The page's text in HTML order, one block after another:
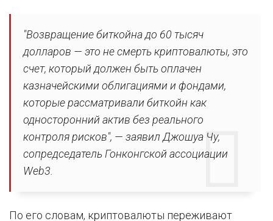
"Возвращение биткойна до 60 тысяч
долларов — это не смерть криптовалюты, это
счет, который должен быть оплачен
казначейскими облигациями и фондами,
которые рассматривали биткойн как
односторонний актив без реального
контроля рисков", — заявил Джошуа Чу,
сопредседатель Гонконгской ассоциации
Web3.
По его словам, криптовалюты переживают